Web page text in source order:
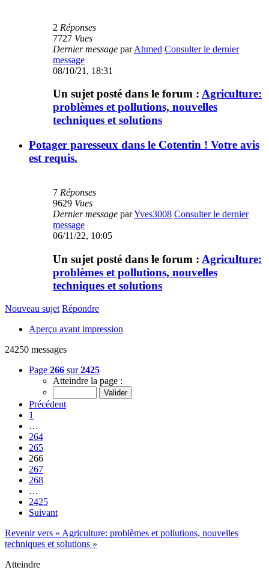
2 Réponses
7727 Vues
Dernier message parAhmed Consulter le dernier
message
08/10/21, 18:31
Un sujet posté dans le forum : Agriculture:
problèmes et pollutions, nouvelles
techniques et solutions
Potager paresseux dans le Cotentin ! Votre avis
est requis.
7 Réponses
9629 Vues
Dernier message parYves3008 Consulter le dernier
message
06/11/22, 10:05
Un sujet posté dans le forum : Agriculture:
problèmes et pollutions, nouvelles
techniques et solutions
Nouveau sujet Répondre
Aperçu avant impression
24250 messages
Page 266 sur2425
Atteindre la page :
Précédent
1
…
264
265
266
267
268
…
2425
Suivant
Revenir vers « Agriculture: problèmes et pollutions, nouvelles
techniques et solutions »
Atteindre